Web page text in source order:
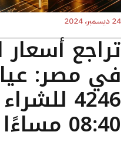
24 ديسمبر، 2024
تراجع
4246
08:40 مساءًا